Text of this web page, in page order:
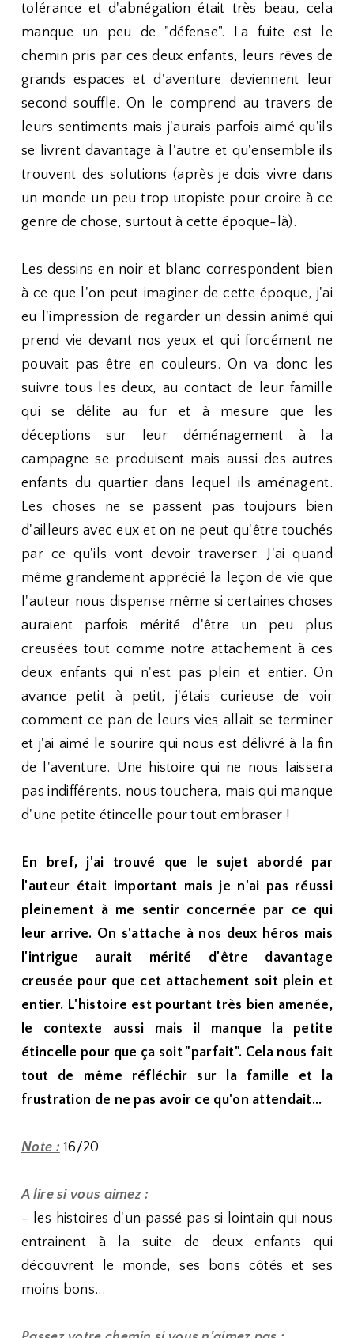
tolérance et d'abnégation était très beau, cela
manque un peu de "défense". La fuite est le
chemin pris par ces deux enfants, leurs rêves de
grands espaces et d'aventure deviennent leur
second souffle. On le comprend au travers de
leurs sentiments mais j'aurais parfois aimé qu'ils
se livrent davantage à l'autre et qu'ensemble ils
trouvent des solutions (après je dois vivre dans
un monde un peu trop utopiste pour croire à ce
genre de chose, surtout à cette époque-là).
Les dessins en noir et blanc correspondent bien
à ce que l'on peut imaginer de cette époque, j'ai
eu l'impression de regarder un dessin animé qui
prend vie devant nos yeux et qui forcément ne
pouvait pas être en couleurs. On va donc les
suivre tous les deux, au contact de leur famille
qui se délite au fur et à mesure que les
déceptions sur leur déménagement à la
campagne se produisent mais aussi des autres
enfants du quartier dans lequel ils aménagent.
Les choses ne se passent pas toujours bien
d'ailleurs avec eux et on ne peut qu'être touchés
par ce qu'ils vont devoir traverser. J'ai quand
même grandement apprécié la leçon de vie que
l'auteur nous dispense même si certaines choses
auraient parfois mérité d'être un peu plus
creusées tout comme notre attachement à ces
deux enfants qui n'est pas plein et entier. On
avance petit à petit, j'étais curieuse de voir
comment ce pan de leurs vies allait se terminer
et j'ai aimé le sourire qui nous est délivré à la fin
de l'aventure. Une histoire qui ne nous laissera
pas indifférents, nous touchera, mais qui manque
d'une petite étincelle pour tout embraser !
En bref, j'ai trouvé que le sujet abordé par
l'auteur était important mais je n'ai pas réussi
pleinement à me sentir concernée par ce qui
leur arrive. On s'attache à nos deux héros mais
l'intrigue aurait mérité d'être davantage
creusée pour que cet attachement soit plein et
entier. L'histoire est pourtant très bien amenée,
le contexte aussi mais il manque la petite
étincelle pour que ça soit "parfait". Cela nous fait
tout de même réfléchir sur la famille et la
frustration de ne pas avoir ce qu'on attendait...
Note : 16/20
A lire si vous aimez :
- les histoires d'un passé pas si lointain qui nous
entrainent à la suite de deux enfants qui
découvrent le monde, ses bons côtés et ses
moins bons...